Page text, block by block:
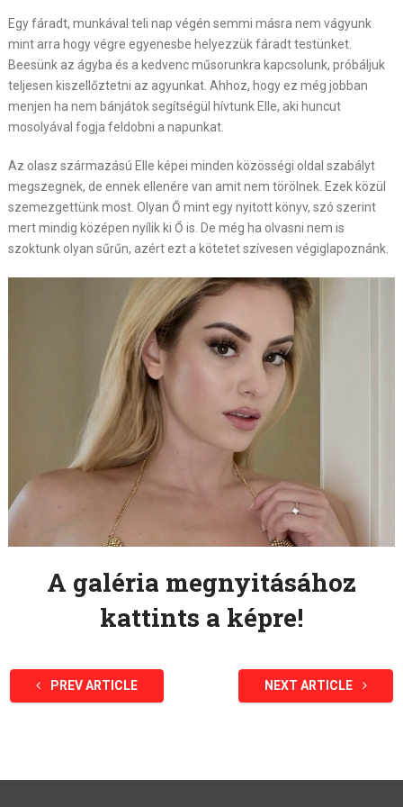
Egy fáradt, munkával teli nap végén semmi másra nem vágyunk
mint arra hogy végre egyenesbe helyezzük fáradt testünket.
Beesünk az ágyba és a kedvenc műsorunkra kapcsolunk, próbáljuk
teljesen kiszellőztetni az agyunkat. Ahhoz, hogy ez még jobban
menjen ha nem bánjátok segítségül hívtunk Elle, aki huncut
mosolyával fogja feldobni a napunkat.
Az olasz származású Elle képei minden közösségi oldal szabályt
megszegnek, de ennek ellenére van amit nem törölnek. Ezek közül
szemezgettünk most. Olyan Ő mint egy nyitott könyv, szó szerint
mert mindig középen nyílik ki Ő is. De még ha olvasni nem is
szoktunk olyan sűrűn, azért ezt a kötetet szívesen végiglapoznánk.
A galéria megnyitásához
kattints a képre!
PREV ARTICLE NEXT ARTICLE